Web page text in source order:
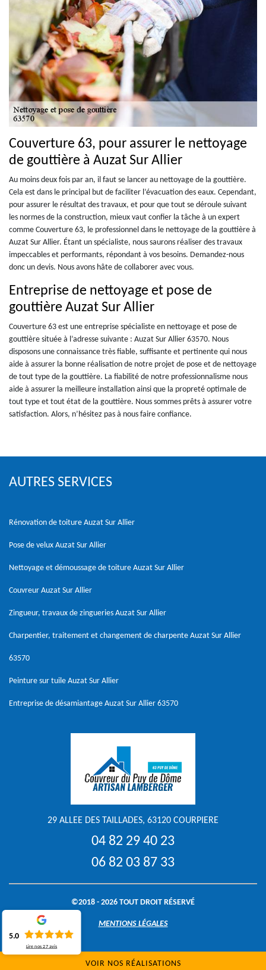
Couverture 63, pour assurer le nettoyage
de gouttière à Auzat Sur Allier
Au moins deux fois par an, il faut se lancer au nettoyage de la gouttière.
Cela est dans le principal but de faciliter l’évacuation des eaux. Cependant,
pour assurer le résultat des travaux, et pour que tout se déroule suivant
les normes de la construction, mieux vaut confier la tâche à un expert
comme Couverture 63, le professionnel dans le nettoyage de la gouttière à
Auzat Sur Allier. Étant un spécialiste, nous saurons réaliser des travaux
impeccables et performants, répondant à vos besoins. Demandez-nous
donc un devis. Nous avons hâte de collaborer avec vous.
Entreprise de nettoyage et pose de
gouttière Auzat Sur Allier
Couverture 63 est une entreprise spécialiste en nettoyage et pose de
gouttière située à l’adresse suivante : Auzat Sur Allier 63570. Nous
disposons une connaissance très fiable, suffisante et pertinente qui nous
aide à assurer la bonne réalisation de notre projet de pose et de nettoyage
de tout type de la gouttière. La fiabilité de notre professionnalisme nous
aide à assurer la meilleure installation ainsi que la propreté optimale de
tout type et tout état de la gouttière. Nous sommes prêts à assurer votre
satisfaction. Alors, n’hésitez pas à nous faire confiance.
AUTRES SERVICES
Rénovation de toiture Auzat Sur Allier
Pose de velux Auzat Sur Allier
Nettoyage et démoussage de toiture Auzat Sur Allier
Couvreur Auzat Sur Allier
Zingueur, travaux de zingueries Auzat Sur Allier
Charpentier, traitement et changement de charpente Auzat Sur Allier
63570
Peinture sur tuile Auzat Sur Allier
Entreprise de désamiantage Auzat Sur Allier 63570
29 ALLEE DES TAILLADES, 63120 COURPIERE
04 82 29 40 23
06 82 03 87 33
©2018 - 2026 TOUT DROIT RÉSERVÉ
MENTIONS LÉGALES
VOIR NOS RÉALISATIONS
5.0
Lire nos27 avis